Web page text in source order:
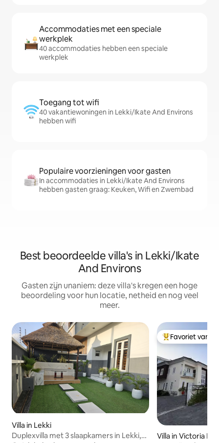
Accommodaties met een speciale
werkplek
40 accommodaties hebben een speciale
werkplek
Toegang tot wifi
40 vakantiewoningen in Lekki/Ikate And Environs
hebben wifi
Populaire voorzieningen voor gasten
In accommodaties in Lekki/Ikate And Environs
hebben gasten graag: Keuken, Wifi en Zwembad
Best beoordeelde villa's in Lekki/Ikate
And Environs
Gasten zijn unaniem: deze villa's kregen een hoge
beoordeling voor hun locatie, netheid en nog veel
meer.
Villa in Lekki
Duplexvilla met 3 slaapkamers in Lekki,
Topfavoriet van
Favoriet van
Villa in Victoria